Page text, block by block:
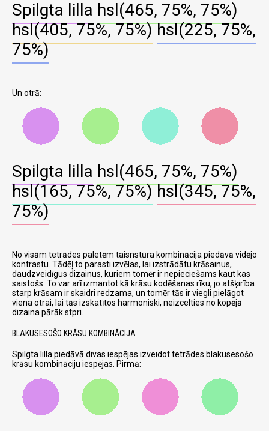
Spilgta lilla hsl(465, 75%, 75%)
hsl(405, 75%, 75%) hsl(225, 75%,
75%)
Un otrā:
Spilgta lilla hsl(465, 75%, 75%)
hsl(165, 75%, 75%) hsl(345, 75%,
75%)
No visām tetrādes paletēm taisnstūra kombinācija piedāvā vidējo
kontrastu. Tādēļ to parasti izvēlas, lai izstrādātu krāsainus,
daudzveidīgus dizainus, kuriem tomēr ir nepieciešams kaut kas
saistošs. To var arī izmantot kā krāsu kodēšanas rīku, jo atšķirība
starp krāsam ir skaidri redzama, un tomēr tās ir viegli pielāgot
viena otrai, lai tās izskatītos harmoniski, neizcelties no kopējā
dizaina pārāk stpri.
BLAKUSESOŠO KRĀSU KOMBINĀCIJA
Spilgta lilla piedāvā divas iespējas izveidot tetrādes blakusesošo
krāsu kombināciju iespējas. Pirmā: